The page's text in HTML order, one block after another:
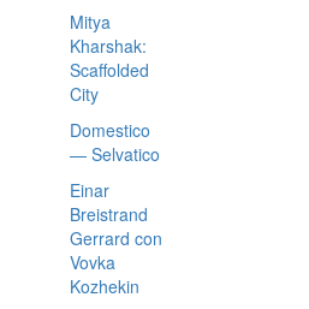
Mitya
Kharshak:
Scaffolded
City
Domestico
— Selvatico
Einar
Breistrand
Gerrard con
Vovka
Kozhekin